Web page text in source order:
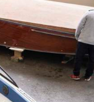
07.30
für
08:00